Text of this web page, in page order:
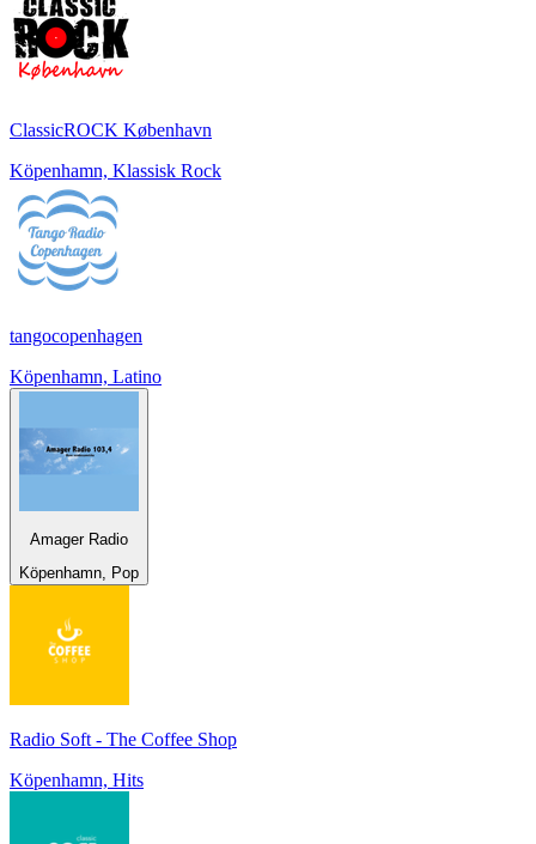
ClassicROCK København
Köpenhamn, Klassisk Rock
tangocopenhagen
Köpenhamn, Latino
Amager Radio
Köpenhamn, Pop
Radio Soft - The Coffee Shop
Köpenhamn, Hits